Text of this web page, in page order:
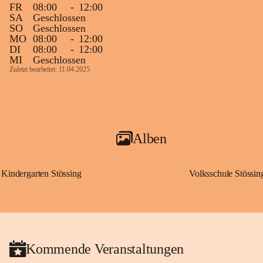
FR
08:00 - 12:00
SA
Geschlossen
SO
Geschlossen
MO 08:00 - 12:00
DI
08:00 - 12:00
MI
Geschlossen
Zuletzt bearbeitet: 11.04.2025
Alben
Kindergarten Stössing Volksschule
Kommende Veranstaltungen